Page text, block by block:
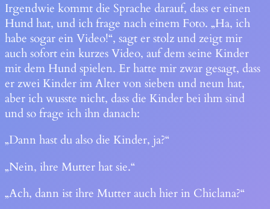
Irgendwie kommt die Sprache darauf, dass er einen
Hund hat, und ich frage nach einem Foto. „Ha, ich
habe sogar ein Video!“, sagt er stolz und zeigt mir
auch sofort ein kurzes Video, auf dem seine Kinder
mit dem Hund spielen. Er hatte mir zwar gesagt, dass
er zwei Kinder im Alter von sieben und neun hat,
aber ich wusste nicht, dass die Kinder bei ihm sind
und so frage ich ihn danach:
„Dann hast du also die Kinder, ja?“
„Nein, ihre Mutter hat sie.“
„Ach, dann ist ihre Mutter auch hier in Chiclana?“